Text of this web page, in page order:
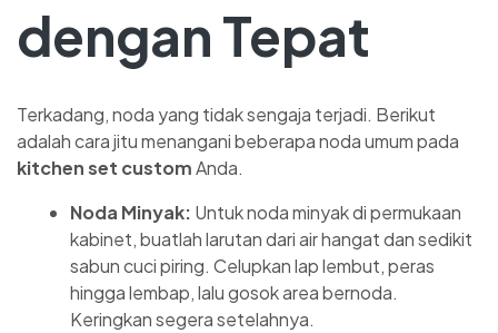
dengan Tepat
Terkadang, noda yang tidak sengaja terjadi. Berikut
adalah cara jitu menangani beberapa noda umum pada
kitchen set customAnda.
Noda Minyak: Untuk noda minyak di permukaan
kabinet, buatlah larutan dari air hangat dan sedikit
sabun cuci piring. Celupkan lap lembut, peras
hingga lembap, lalu gosok area bernoda.
Keringkan segera setelahnya.